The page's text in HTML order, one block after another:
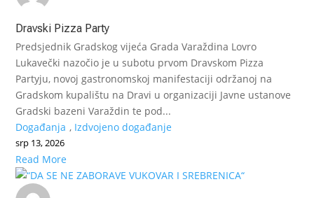
Dravski Pizza Party
Predsjednik Gradskog vijeća Grada Varaždina Lovro
Lukavečki nazočio je u subotu prvom Dravskom Pizza
Partyju, novoj gastronomskoj manifestaciji održanoj na
Gradskom kupalištu na Dravi u organizaciji Javne ustanove
Gradski bazeni Varaždin te pod...
Događanja , Izdvojeno događanje
srp 13, 2026
Read More